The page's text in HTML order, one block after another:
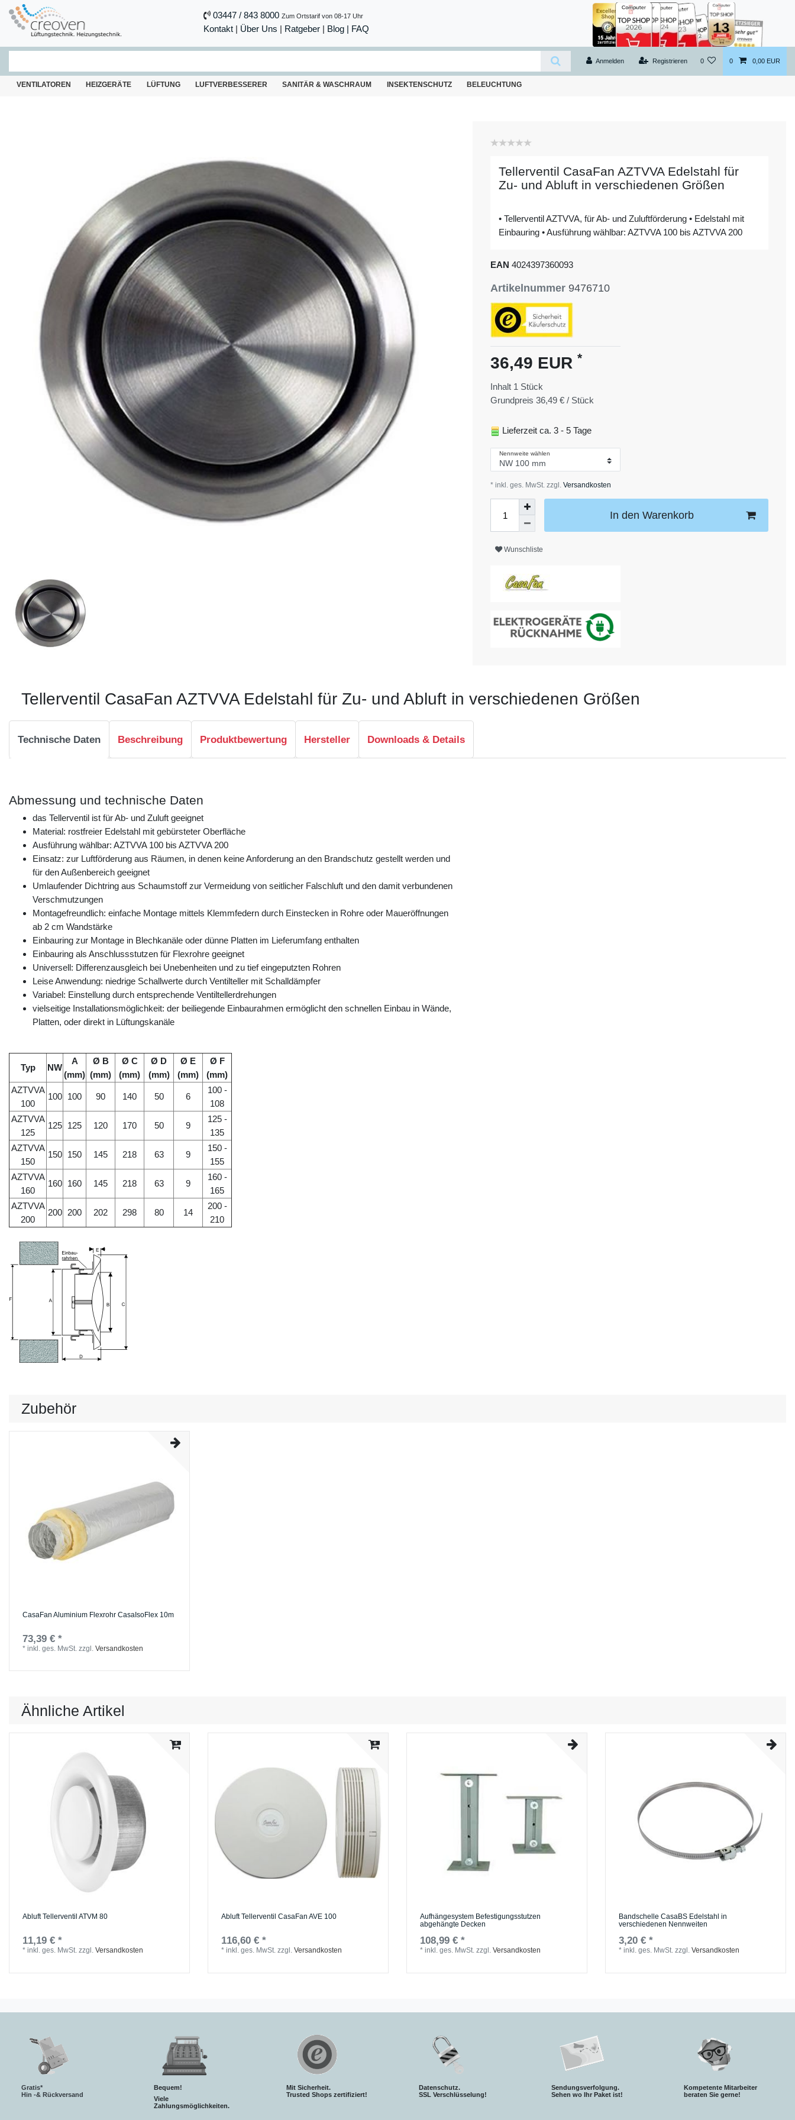
03447 / 843 8000 Zum Ortstarif von 08-17 Uhr
Kontakt| Über Uns | Ratgeber| Blog | FAQ
Anmelden Registrieren 0 0 0,00 EUR
VENTILATOREN HEIZGERÄTE LÜFTUNG LUFTVERBESSERER SANITÄR & WASCHRAUM INSEKTENSCHUTZ BELEUCHTUNG
Tellerventil CasaFan AZTVVA Edelstahl für
Zu- und Abluft in verschiedenen Größen
• Tellerventil AZTVVA, für Ab- und Zuluftförderung • Edelstahl mit
Einbauring • Ausführung wählbar: AZTVVA 100 bis AZTVVA 200
EAN 4024397360093
Artikelnummer 9476710
36,49 EUR *
Inhalt 1 Stück
Grundpreis 36,49 € / Stück
Lieferzeit ca. 3 - 5 Tage
Nennweite wählen
* inkl. ges. MwSt. zzgl. Versandkosten
In den Warenkorb
Wunschliste
Tellerventil CasaFan AZTVVA Edelstahl für Zu- und Abluft in verschiedenen Größen
Technische Daten Beschreibung Produktbewertung Hersteller Downloads & Details
Abmessung und technische Daten
das Tellerventil ist für Ab- und Zuluft geeignet
Material: rostfreier Edelstahl mit gebürsteter Oberfläche
Ausführung wählbar: AZTVVA 100 bis AZTVVA 200
Einsatz: zur Luftförderung aus Räumen, in denen keine Anforderung an den Brandschutz gestellt werden und
für den Außenbereich geeignet
Umlaufender Dichtring aus Schaumstoff zur Vermeidung von seitlicher Falschluft und den damit verbundenen
Verschmutzungen
Montagefreundlich: einfache Montage mittels Klemmfedern durch Einstecken in Rohre oder Maueröffnungen
ab 2 cm Wandstärke
Einbauring zur Montage in Blechkanäle oder dünne Platten im Lieferumfang enthalten
Einbauring als Anschlussstutzen für Flexrohre geeignet
Universell: Differenzausgleich bei Unebenheiten und zu tief eingeputzten Rohren
Leise Anwendung: niedrige Schallwerte durch Ventilteller mit Schalldämpfer
Variabel: Einstellung durch entsprechende Ventiltellerdrehungen
vielseitige Installationsmöglichkeit: der beiliegende Einbaurahmen ermöglicht den schnellen Einbau in Wände,
Platten, oder direkt in Lüftungskanäle
Typ NW
A
(mm)
Ø B
(mm)
Ø C
(mm)
Ø D
(mm)
Ø E
(mm)
Ø F
(mm)
AZTVVA
100
100 100 90 140 50 6
100 -
108
AZTVVA
125
125 125 120 170 50 9
125 -
135
AZTVVA
150
150 150 145 218 63 9
150 -
155
AZTVVA
160
160 160 145 218 63 9
160 -
165
AZTVVA
200
200 200 202 298 80 14
200 -
210
Zubehör
CasaFan Aluminium Flexrohr CasaIsoFlex 10m
73,39 € *
*inkl. ges. MwSt. zzgl.Versandkosten
Ähnliche Artikel
Abluft Tellerventil ATVM 80
11,19 € *
*inkl. ges. MwSt. zzgl.Versandkosten
Abluft Tellerventil CasaFan AVE 100
116,60 € *
*inkl. ges. MwSt. zzgl.Versandkosten
Aufhängesystem Befestigungsstutzen
abgehängte Decken
108,99 € *
*inkl. ges. MwSt. zzgl.Versandkosten
Bandschelle CasaBS Edelstahl in
verschiedenen Nennweiten
3,20 € *
*inkl. ges. MwSt. zzgl.Versandkosten
Gratis*
Hin -& Rückversand
Bequem!
Viele
Zahlungsmöglichkeiten.
Mit Sicherheit.
Trusted Shops zertifiziert!
Datenschutz.
SSL Verschlüsselung!
Sendungsverfolgung.
Sehen wo Ihr Paket ist!
Kompetente Mitarbeiter
beraten Sie gerne!